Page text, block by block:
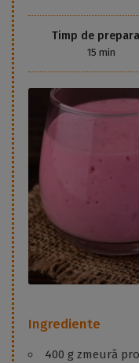
Timp de
15 min
Ingrediente
400 g zmeură